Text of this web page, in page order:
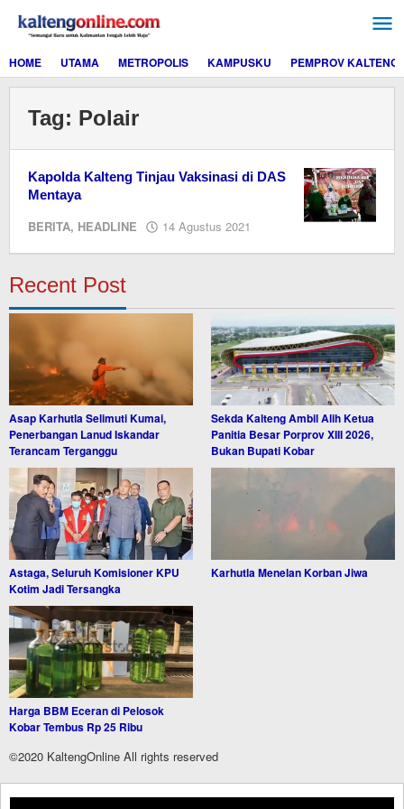
konten
HOME
UTAMA METROPOLIS KAMPUSKU PEMPROV KALTENG
Tag: Polair
Kapolda Kalteng Tinjau Vaksinasi di DAS
Mentaya
BERITA, HEADLINE 14 Agustus 2021
dua
Recent Post
Asap Karhutla Selimuti Kumai,
Penerbangan Lanud Iskandar
Terancam Terganggu
Sekda Kalteng Ambil Alih Ketua
Panitia Besar Porprov XIII 2026,
Bukan Bupati Kobar
Astaga, Seluruh Komisioner KPU
Kotim Jadi Tersangka
Karhutla Menelan Korban Jiwa
Harga BBM Eceran di Pelosok
Kobar Tembus Rp 25 Ribu
©2020 KaltengOnline All rights reserved